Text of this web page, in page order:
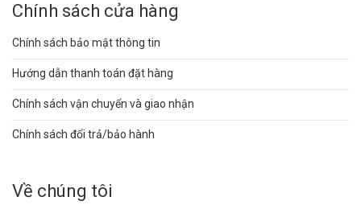
Chính sách cửa hàng
Chính sách bảo mật thông tin
Hướng dẫn thanh toán đặt hàng
Chính sách vận chuyển và giao nhận
Chính sách đổi trả/bảo hành
Về chúng tôi